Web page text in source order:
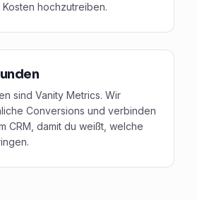
hochzutreiben.
sind Vanity Metrics. Wir
Conversions und verbinden
CRM, damit du weißt, welche